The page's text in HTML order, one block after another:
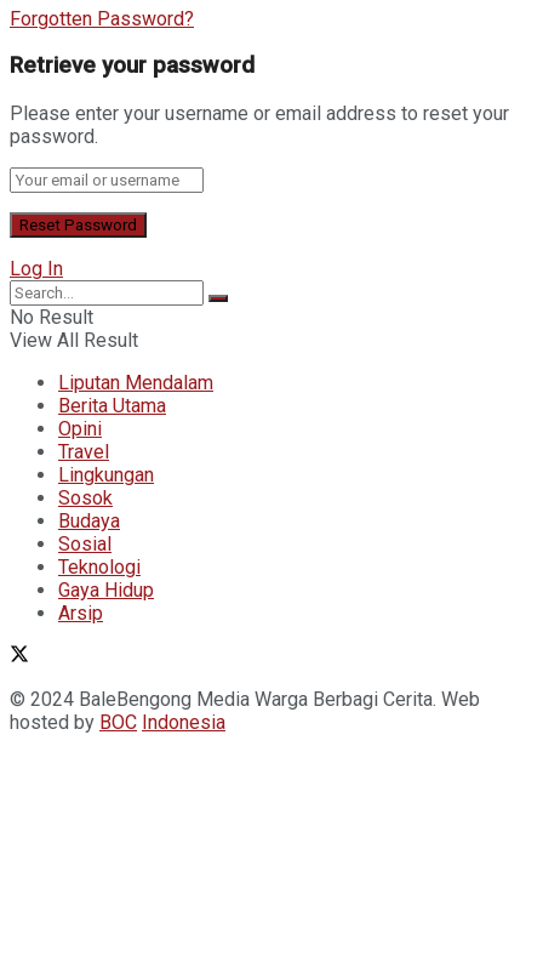
Forgotten Password?
Retrieve your password
Please enter your username or email address to reset your
password.
Log In
No Result
View All Result
Liputan Mendalam
Berita Utama
Opini
Travel
Lingkungan
Sosok
Budaya
Sosial
Teknologi
Gaya Hidup
Arsip
© 2024 BaleBengong Media Warga Berbagi Cerita. Web
hosted by BOC Indonesia